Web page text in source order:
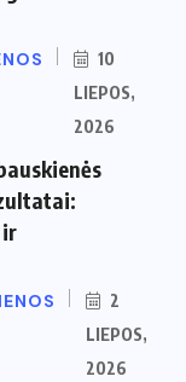
10
LIEPOS,
2026
ir
2
LIEPOS,
2026